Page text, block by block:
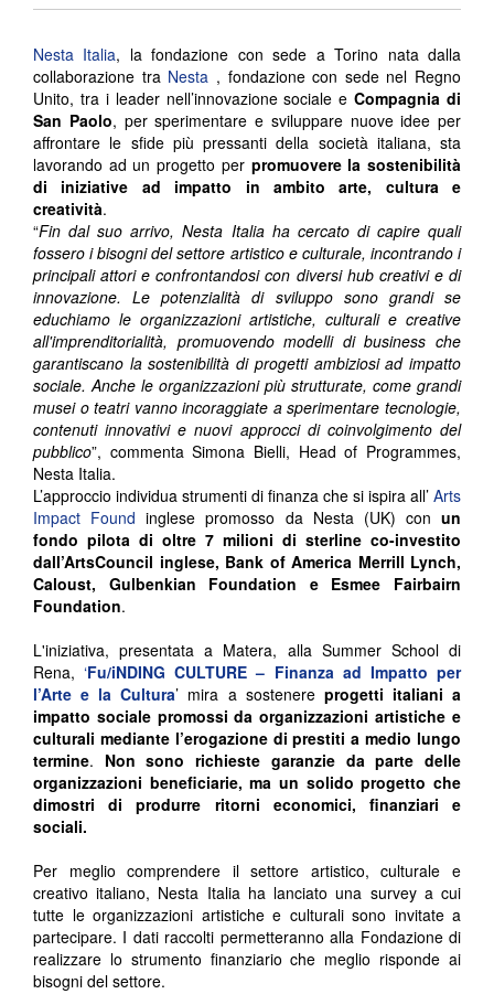
Nesta Italia, la fondazione con sede a Torino nata dalla
collaborazione tra Nesta , fondazione con sede nel Regno
Unito, tra i leader nell’innovazione sociale eCompagnia di
San Paolo, per sperimentare e sviluppare nuove idee per
affrontare le sfide più pressanti della società italiana, sta
lavorando ad un progetto per promuovere la sostenibilità
di iniziative ad impatto in ambito arte, cultura e
creatività.
“Fin dal suo arrivo, Nesta Italia ha cercato di capire quali
fossero i bisogni del settore artistico e culturale, incontrando i
principali attori e confrontandosi con diversi hub creativi e di
innovazione. Le potenzialità di sviluppo sono grandi se
educhiamo le organizzazioni artistiche, culturali e creative
all'imprenditorialità, promuovendo modelli di business che
garantiscano la sostenibilità di progetti ambiziosi ad impatto
sociale. Anche le organizzazioni più strutturate, come grandi
musei o teatri vanno incoraggiate a sperimentare tecnologie,
contenuti innovativi e nuovi approcci di coinvolgimento del
pubblico”, commenta Simona Bielli, Head of Programmes,
Nesta Italia.
L’approccio individua strumenti di finanza che si ispira all’ Arts
Impact Found inglese promosso da Nesta (UK) con un
fondo pilota di oltre 7 milioni di sterline co-investito
dall’ArtsCouncil inglese, Bank of America Merrill Lynch,
Caloust, Gulbenkian Foundation e Esmee Fairbairn
Foundation.
L'iniziativa, presentata a Matera, alla Summer School di
Rena, ‘Fu/iNDING CULTURE – Finanza ad Impatto per
l’Arte e la Cultura’ mira a sostenere progetti italiani a
impatto sociale promossi da organizzazioni artistiche e
culturali mediante l’erogazione di prestiti a medio lungo
termine. Non sono richieste garanzie da parte delle
organizzazioni beneficiarie, ma un solido progetto che
dimostri di produrre ritorni economici, finanziari e
sociali.
Per meglio comprendere il settore artistico, culturale e
creativo italiano, Nesta Italia ha lanciato una survey a cui
tutte le organizzazioni artistiche e culturali sono invitate a
partecipare. I dati raccolti permetteranno alla Fondazione di
realizzare lo strumento finanziario che meglio risponde ai
bisogni del settore.